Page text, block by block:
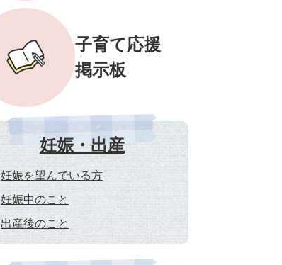
子育て応援
掲示板
妊娠・出産
妊娠を望んでいる方
妊娠中のこと
出産後のこと